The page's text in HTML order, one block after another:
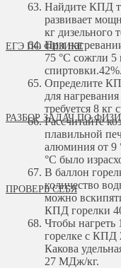
ЕГЭ ПО ФИЗИКЕ
РАЗБОР ЗАДАЧ ПО
ПРОВЕРЬ СЕБЯ
Найдите КПД
развивает
кг дизельного
При
75 °С сожгли
спиртовки.42%.
Определите
для
требуется 8 кг
Рассчитайте
плавильной
алюминия от 9
°С было
В баллон
количество
можно
КПД горелки
Чтобы нагреть
горелке с КПД
Какова
27 МДж/кг.